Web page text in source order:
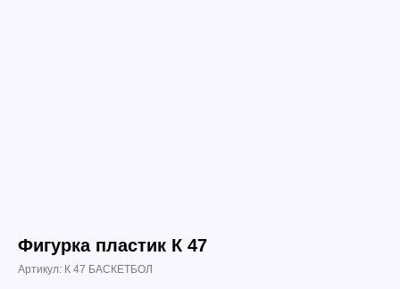
Фигурка пластик К 47
Артикул: К 47 БАСКЕТБОЛ